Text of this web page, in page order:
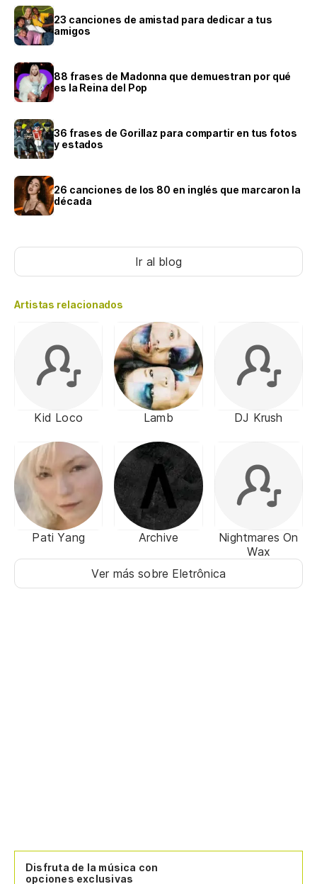
23 canciones de amistad para dedicar a tus
amigos
88 frases de Madonna que demuestran por qué
es la Reina del Pop
36 frases de Gorillaz para compartir en tus fotos
y estados
26 canciones de los 80 en inglés que marcaron la
década
Ir al blog
Artistas relacionados
Kid Loco Lamb DJ Krush
Pati Yang Archive
Nightmares On
Wax
Ver más sobre Eletrônica
Disfruta de la música con
opciones exclusivas